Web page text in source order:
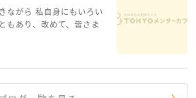
ながら 私自身にもいろい
もあり、改めて、皆さま
、もがいてる。わたし
まされるような日々で